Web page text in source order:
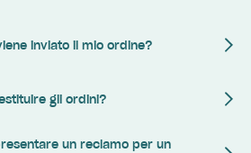
inviato il mio ordine?
gli ordini?
un reclamo per un